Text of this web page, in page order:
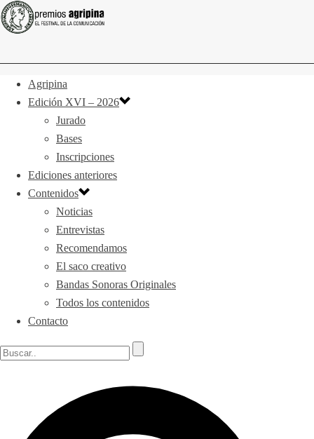
Agripina
Edición XVI – 2026
Jurado
Bases
Inscripciones
Ediciones anteriores
Contenidos
Noticias
Entrevistas
Recomendamos
El saco creativo
Bandas Sonoras Originales
Todos los contenidos
Contacto